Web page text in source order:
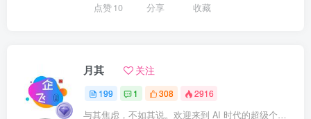
点赞10 分享 收藏
月其 关注
199 1 308 2916
与其焦虑，不如其说。欢迎来到 AI 时代的超级个体实验场。